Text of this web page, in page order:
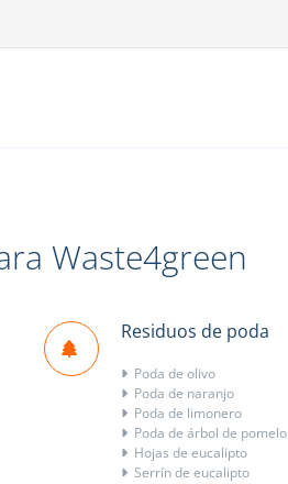
Waste4green
Residuos de poda
Poda de olivo
Poda de naranjo
Poda de limonero
Poda de árbol de pomelo
Hojas de eucalipto
Serrín de eucalipto